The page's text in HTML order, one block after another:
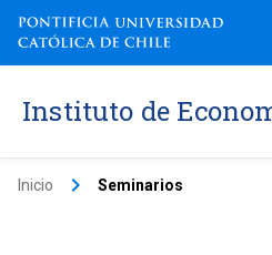
Instituto de
Inicio keyboard_arrow_right Seminarios